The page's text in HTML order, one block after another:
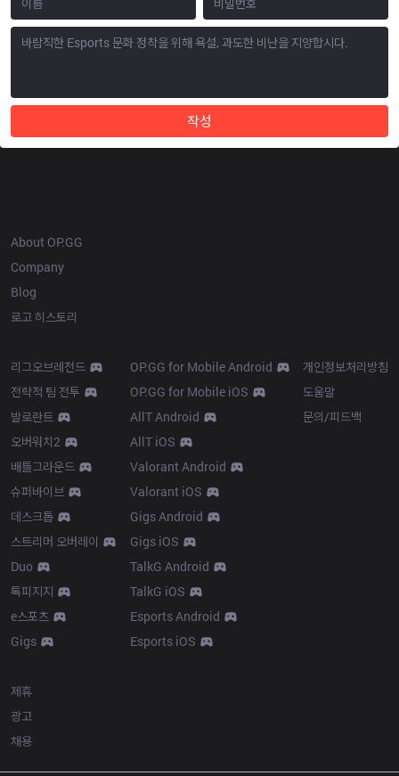
작성
About OP.GG
Company
Blog
로고 히스토리
리그오브레전드
전략적 팀 전투
발로란트
오버워치2
배틀그라운드
슈퍼바이브
데스크톱
스트리머 오버레이
Duo
톡피지지
e스포츠
Gigs
OP.GG for Mobile Android
OP.GG for Mobile iOS
AllT Android
AllT iOS
Valorant Android
Valorant iOS
Gigs Android
Gigs iOS
TalkG Android
TalkG iOS
Esports Android
Esports iOS
개인정보처리방침
도움말
문의/피드백
제휴
광고
채용